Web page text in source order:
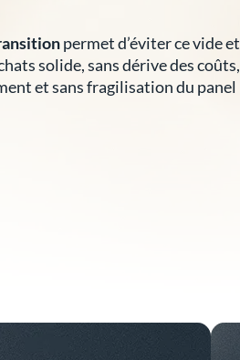
permet d’éviter ce vide et
solide, sans dérive des coûts,
et sans fragilisation du panel